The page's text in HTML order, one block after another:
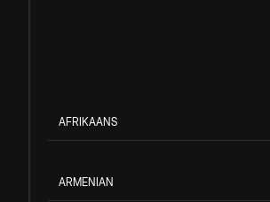
AFRIKAANS
ARMENIAN